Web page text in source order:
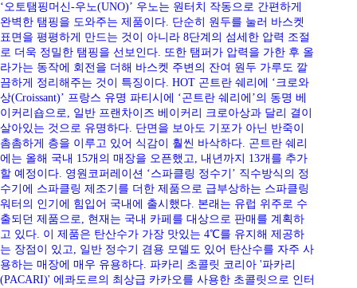
‘오토탬핑머신-우노(UNO)’ 우노는 원터치 작동으로 간편하게
완벽한 탬핑을 도와주는 제품이다. 단순히 원두를 눌러 바스켓
표면을 평평하게 만드는 것이 아니라 8단계의 섬세한 압력 조절
로 더욱 정밀한 탬핑을 선보인다. 또한 탬퍼가 압력을 가한 후 올
라가는 동작에 회전을 더해 바스켓 주변의 잔여 원두 가루도 깔
끔하게 정리해주는 것이 특징이다. HOT 곤트란 쉐리에 ‘크로와
상(Croissant)’ 프랑스 유명 파티시에 ‘곤트란 쉐리에’의 동명 베
이커리숍으로, 일반 프랜차이즈 베이커리 크로아상과 달리 결이
살아있는 것으로 유명하다. 단면을 보아도 기포가 아닌 반죽이
촘촘하게 층을 이루고 있어 식감이 훨씬 바삭하다. 곤트란 쉐리
에는 올해 국내 15개의 매장을 오픈했고, 내년까지 13개를 추가
할 예정이다. 영원코퍼레이션 ‘스파클링 정수기’ 직수방식의 정
수기에 스파클링 제조기를 더한 제품으로 급부상하는 스파클링
워터의 인기에 힘입어 국내에 출시했다. 본래는 유럽 위주로 수
출되던 제품으로, 현재는 국내 카페를 대상으로 판매를 계획하
고 있다. 이 제품은 탄산수가 가장 맛있는 4℃를 유지해 제공하
는 장점이 있고, 일반 정수기 겸용 모델도 있어 탄산수를 자주 사
용하는 매장에 매우 유용하다. 파카리 초콜릿 코리아 '파카리
(PACARI)' 에콰도르의 최상급 카카오를 사용한 초콜릿으로 인터